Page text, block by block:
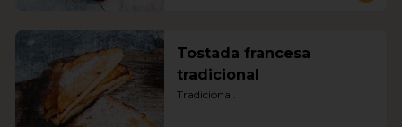
Tostada francesa
tradicional
Tradicional.